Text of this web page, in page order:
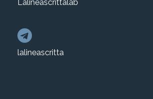
Lalineascrittalab
lalineascritta